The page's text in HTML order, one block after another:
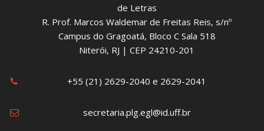
de Letras
R. Prof. Marcos Waldemar de Freitas Reis, s/nº
Campus do Gragoatá, Bloco C Sala 518
Niterói, RJ | CEP 24210-201
+55 (21) 2629-2040 e 2629-2041
secretaria.plg.egl@id.uff.br